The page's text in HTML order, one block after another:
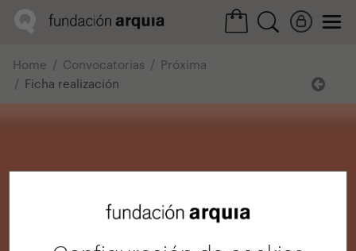
Home Convocatorias
Próxima
Ficha realización